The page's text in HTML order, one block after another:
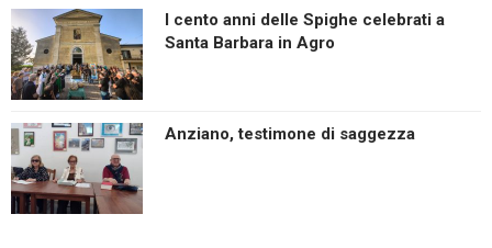
I cento anni delle Spighe celebrati a
Santa Barbara in Agro
Anziano, testimone di saggezza